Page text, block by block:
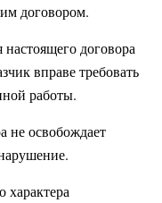
договором.
договора
вправе требовать
работы.
не освобождает
характера